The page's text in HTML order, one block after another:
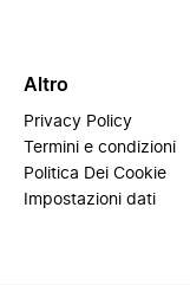
Altro
Privacy Policy
Termini e condizioni
Politica Dei Cookie
Impostazioni dati